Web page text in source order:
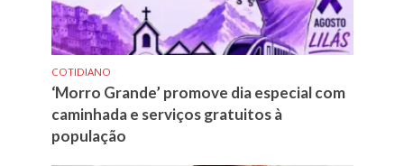
COTIDIANO
‘Morro Grande’ promove dia especial com
caminhada e serviços gratuitos à
população